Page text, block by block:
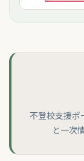
不登校支援
と一次